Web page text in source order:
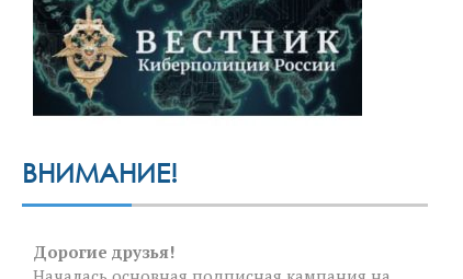
ВНИМАНИЕ!
Дорогие друзья!